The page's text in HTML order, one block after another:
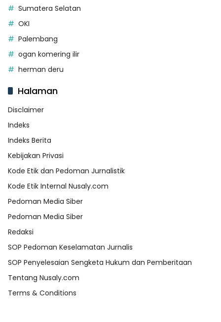
Sumatera Selatan
OKI
Palembang
ogan komering ilir
herman deru
Halaman
Disclaimer
Indeks
Indeks Berita
Kebijakan Privasi
Kode Etik dan Pedoman Jurnalistik
Kode Etik Internal Nusaly.com
Pedoman Media Siber
Pedoman Media Siber
Redaksi
SOP Pedoman Keselamatan Jurnalis
SOP Penyelesaian Sengketa Hukum dan Pemberitaan
Tentang Nusaly.com
Terms & Conditions